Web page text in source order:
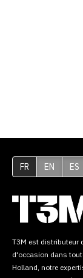
FR EN ES
T3M est distributeur
d'occasion dans
Holland, notre